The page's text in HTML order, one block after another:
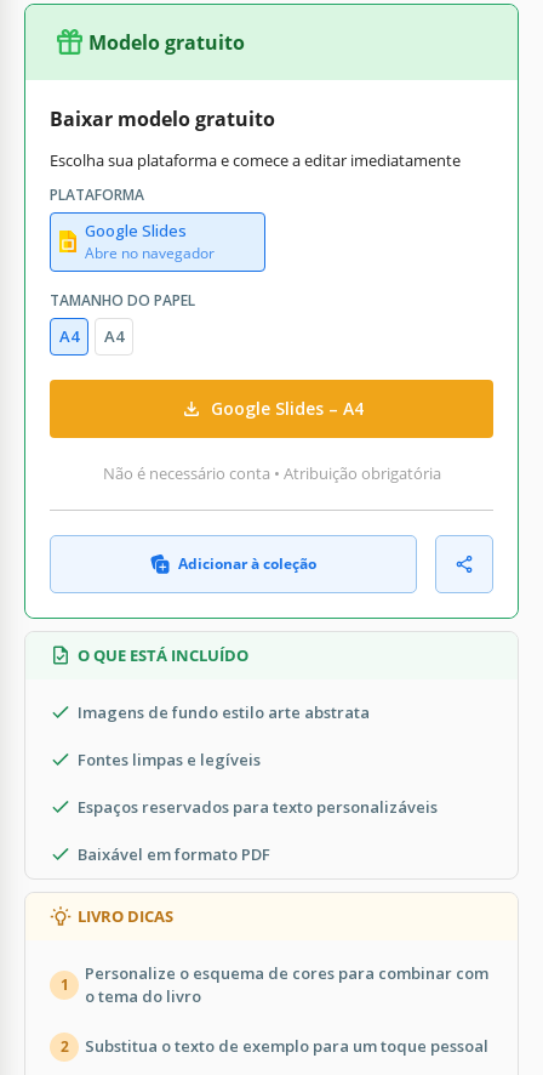
Modelo gratuito
Baixar modelo gratuito
Escolha sua plataforma e comece a editar imediatamente
PLATAFORMA
Google Slides
Abre no navegador
TAMANHO DO PAPEL
A4 A4
Google Slides – A4
Não é necessário conta • Atribuição obrigatória
Adicionar à coleção
O QUE ESTÁ INCLUÍDO
Imagens de fundo estilo arte abstrata
Fontes limpas e legíveis
Espaços reservados para texto personalizáveis
Baixável em formato PDF
LIVRO DICAS
1
Personalize o esquema de cores para combinar com
o tema do livro
2 Substitua o texto de exemplo para um toque pessoal